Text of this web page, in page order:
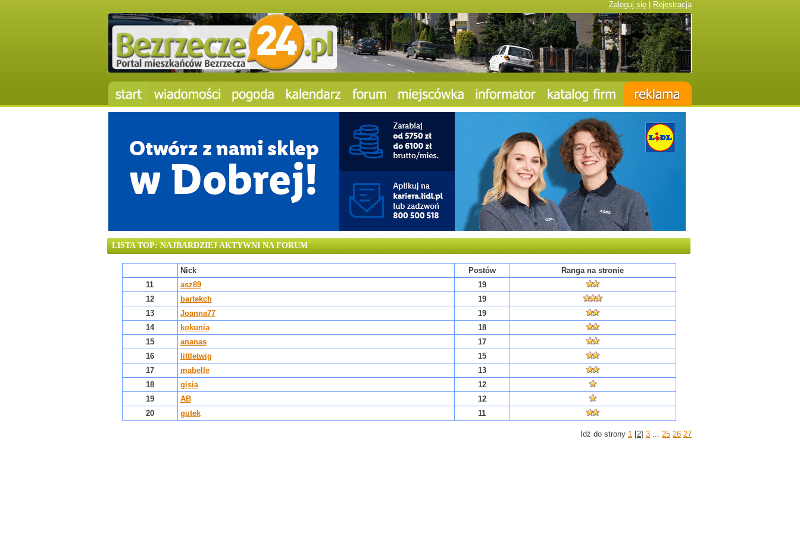
Zaloguj się Rejestracja
LISTA TOP: NAJBARDZIEJ AKTYWNI NA FORUM
Nick Postów
Ranga na stronie
11
asz89
19
12
bartekch
19
13
Joanna77
19
14
kokunia
18
15
ananas
17
16
littletwig
15
17
mabelle
13
18
gisia
12
19
AB
12
20
gutek 11
Idź do strony 1 [2] 3 ... 25 26 27